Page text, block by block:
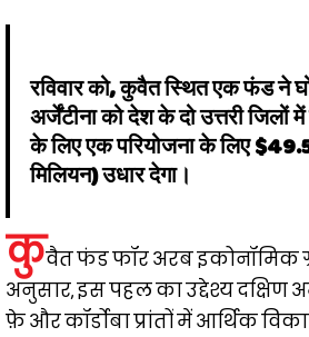
रविवार को, कुवैत स्थित एक फंड ने
अर्जेंटीना को देश के दो उत्तरी जिलों
के लिए एक परियोजना के लिए
मिलियन) उधार देगा।
कुवैत फंड फॉर अरब इकोनॉमिक
अनुसार, इस पहल का उद्देश्य दक्षिण
फ़े और कॉर्डोबा प्रांतों में आर्थिक